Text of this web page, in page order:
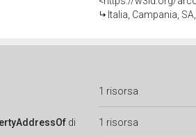
Italia, Campania,
1 risorsa
di 1 risorsa